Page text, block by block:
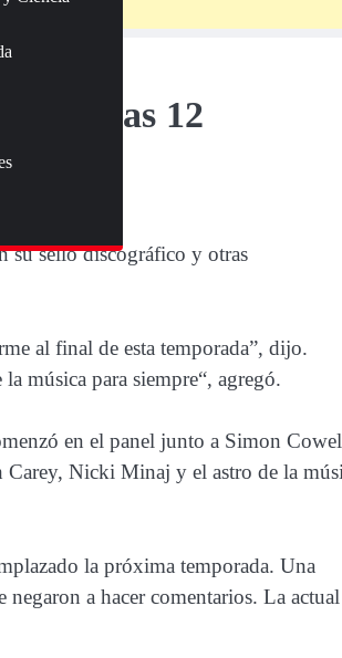
tras 12
su sello discográfico y otras
al final de esta temporada”, dijo.
música para siempre“, agregó.
en el panel junto a Simon
Carey, Nicki Minaj y el astro de la
la próxima temporada. Una
a hacer comentarios. La actual